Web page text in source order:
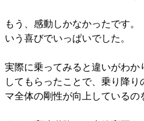
もう、感動しかなかったです
いう喜びでいっぱいでした。
実際に乗ってみると違いがわ
してもらったことで、乗り降
マ全体の剛性が向上しているの